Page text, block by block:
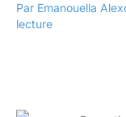
Par Emanouella
lecture